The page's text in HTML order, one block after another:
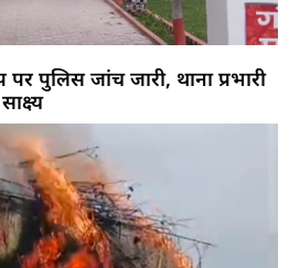
पुलिस जांच जारी, थाना प्रभारी